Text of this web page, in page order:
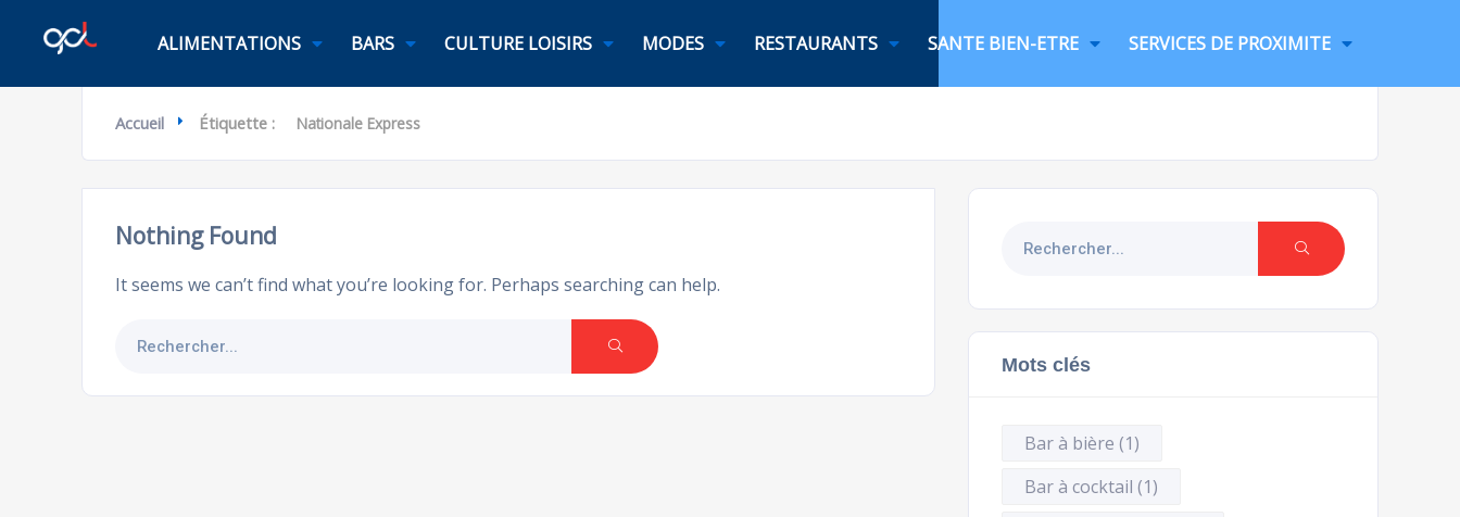
ALIMENTATIONS BARS CULTURE LOISIRS MODES RESTAURANTS SANTE BIEN-ETRE SERVICES DE PROXIMITE
Accueil Étiquette : Nationale Express
Nothing Found
It seems we can’t find what you’re looking for. Perhaps searching can help.
Mots clés
Bar à bière (1)
Bar à cocktail (1)